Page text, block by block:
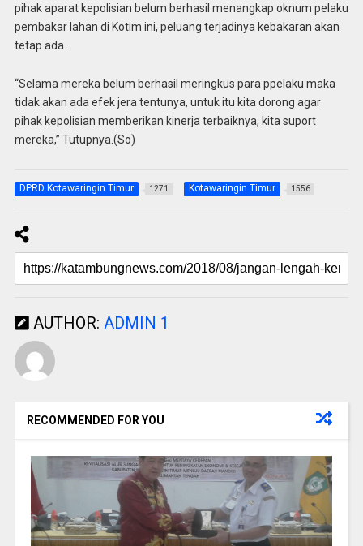
pihak aparat kepolisian belum berhasil menangkap oknum pelaku
pembakar lahan di Kotim ini, peluang terjadinya kebakaran akan
tetap ada.
“Selama mereka belum berhasil meringkus para ppelaku maka
tidak akan ada efek jera tentunya, untuk itu kita dorong agar
pihak kepolisian memberikan kinerja terbaiknya, kita suport
mereka,” Tutupnya.(So)
DPRD Kotawaringin Timur 1271 Kotawaringin Timur 1556
AUTHOR: ADMIN 1
RECOMMENDED FOR YOU